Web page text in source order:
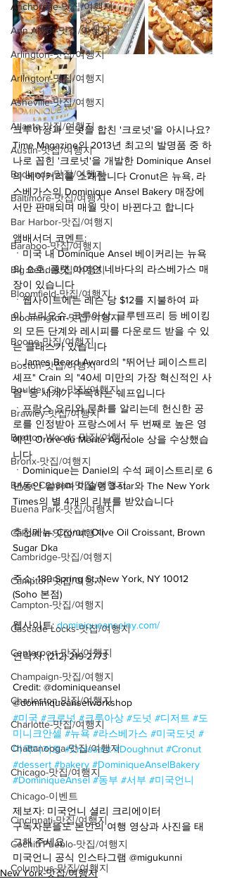
Anchorage-맛집/여행지
Ann Arbor-맛집/여행지
Arlington-맛집/여행지
Arlington-맛집/여행지
Asheville-맛집/여행지
Atlanta-맛집/여행지
Austin-맛집/여행지
Badlands-맛집/여행지
Baltimore-맛집/여행지
Bar Harbor-맛집/여행지
Baraboo-맛집/여행지
Big Bend-맛집/여행지
Bloomfield-맛집/여행지
Bloomington-맛집/여행지
Boone-맛집/여행지
Boston-맛집/여행지
Boulder City-맛집/여행지
Brawley-맛집/여행지
Bretton Woods-맛집/여행지
Bronx-맛집/여행지
Bryce Canyon-맛집/여행지
Buena Park-맛집/여행지
Calipatria-맛집/여행지
Cambridge-맛집/여행지
Campton-맛집/여행지
Campton-맛집/여행지
Cascade Locks-맛집/여행지
Centerport-맛집/여행지
Champaign-맛집/여행지
Charleston-맛집/여행지
Charlotte-맛집/여행지
Chattanooga-맛집/여행지
Chicago-맛집/여행지
Chicago-이벤트
Cincinnati-맛집/여행지
Cochiti Pueblo-맛집/여행지
Columbus-맛집/여행지
크루아상과 도넛을 합친 '크로넛'을 아시나요?
Time Magazine의 2013년 최고의 발명품 중 하
나로 꼽힌 '크로넛'을 개발한 Dominique Ansel
의 베이커리를 소개합니다 Cronut은 뉴욕, 라
스베가스의 Dominique Ansel Bakery 매장에
서만 판매되며 매월 맛이 바뀐다고 합니다
앰배서더 코멘트:
ㆍ미국 내 Dominique Ansel 베이커리는 뉴욕
의 소호, 플랫 아이언 네바다의 라스베가스 매
장이 있습니다
ㆍ웹사이트에는 레슨 당 $12를 지불하여 파
이, 브리오슈, 크루아상, 글루텐프리 등 베이킹
의 모든 단계와 레시피를 다운로드 받을 수 있
는 클래스가 있습니다
ㆍJames Beard Award의 "뛰어난 페이스트리
셰프" Crain 의 "40세 미만의 가장 혁신적인 사
람" 등 세계가 주목하는 쉐프입니다
ㆍ프랑스 요리와 문화를 알리는데 헌신한 공
로를 인정받아 프랑스에서 두 번째로 높은 영
예인 Ordre du Mérite Agricole 상을 수상했습
니다
ㆍDominique는 Daniel의 수석 페이스트리로 6
년동안 일하며 미슐랭 3-star와 The New York
Times의 별 4개의 리뷰를 받았습니다
추천메뉴: Cronut, Olive Oil Croissant, Brown
Sugar Dka
주소: 189 Spring St, New York, NY 10012
(Soho 본점)
웹사이트: dominiqueanselny.com/
연락처: (212) 219-2773
Credit: @dominiqueansel
@dominiqueanselworkshop
#미국 #크로넛 #크루아상 #도넛 #디저트 #도
미니크안셀 #뉴욕 #라스베가스 #미국도넛 #
미국디저트 #Croissant #Doughnut #Cronut
#dessert #bakery #DominiqueAnselBakery
#DominiqueAnsel #동부 #서부 #미국언니
제보자: 미국언니 셜리 크리에이터
구독자분들도 본인의 여행 영상과 사진을 태
그해 주세요
미국언니 공식 인스타그램 @migukunni
New York-맛집/여행지